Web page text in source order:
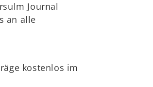
Journal
an alle
kostenlos im